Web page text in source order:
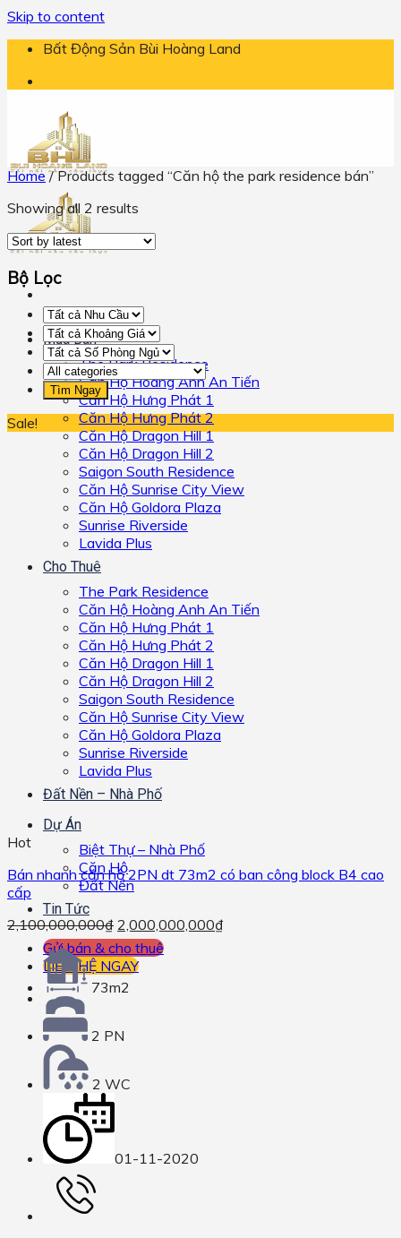
Skip to content
Bất Động Sản Bùi Hoàng Land
Mua Bán
The Park Residence
Căn Hộ Hoàng Anh An Tiến
Căn Hộ Hưng Phát 1
Căn Hộ Hưng Phát 2
Căn Hộ Dragon Hill 1
Căn Hộ Dragon Hill 2
Saigon South Residence
Căn Hộ Sunrise City View
Căn Hộ Goldora Plaza
Sunrise Riverside
Lavida Plus
Cho Thuê
The Park Residence
Căn Hộ Hoàng Anh An Tiến
Căn Hộ Hưng Phát 1
Căn Hộ Hưng Phát 2
Căn Hộ Dragon Hill 1
Căn Hộ Dragon Hill 2
Saigon South Residence
Căn Hộ Sunrise City View
Căn Hộ Goldora Plaza
Sunrise Riverside
Lavida Plus
Đất Nền – Nhà Phố
Dự Án
Biệt Thự – Nhà Phố
Căn Hộ
Đất Nền
Tin Tức
Gửi bán & cho thuê
LIÊN HỆ NGAY
Home /Products tagged “Căn hộ the park residence bán”
Showing all 2 results
Bộ Lọc
Sale!
Hot
Bán nhanh căn hộ 2PN dt 73m2 có ban công block B4 cao
cấp
2,100,000,000₫ 2,000,000,000₫
73m2
2 PN
2 WC
01-11-2020